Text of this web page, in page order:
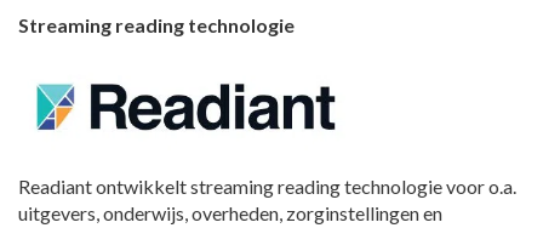
Streaming reading technologie
Readiant ontwikkelt streaming reading technologie voor o.a.
uitgevers, onderwijs, overheden, zorginstellingen en